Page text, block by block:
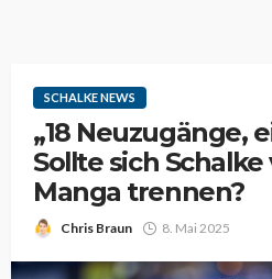
SCHALKE NEWS
„18 Neuzugänge,
Sollte sich
Manga trennen?
Chris Braun 8. Mai 2025